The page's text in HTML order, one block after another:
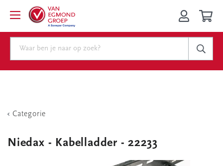
Categorie
Niedax - Kabelladder - 22233